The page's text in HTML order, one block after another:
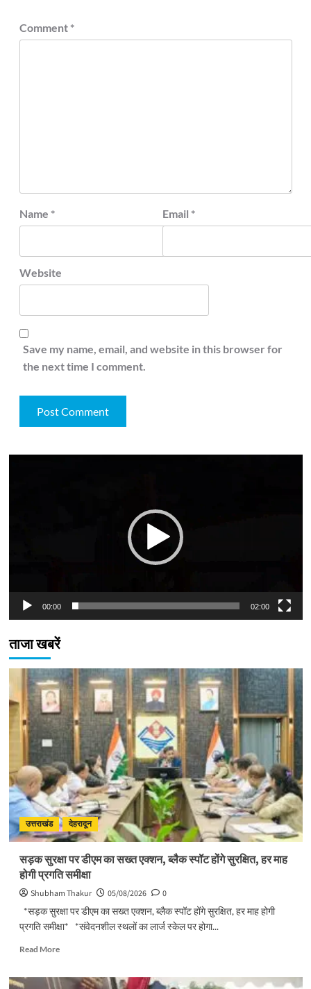
Comment *
Name * Email *
Website
Save my name, email, and website in this browser for
the next time I comment.
00:00 02:00
ताजा खबरें
उत्तराखंड देहरादून
सड़क सुरक्षा पर डीएम का सख्त एक्शन, ब्लैक स्पॉट होंगे सुरक्षित, हर माह
होगी प्रगति समीक्षा
Shubham Thakur 05/08/2026
0
*सड़क सुरक्षा पर डीएम का सख्त एक्शन, ब्लैक स्पॉट होंगे सुरक्षित, हर माह होगी
प्रगति समीक्षा* *संवेदनशील स्थलों का लार्ज स्केल पर होगा...
Read MoreRead
सड़क